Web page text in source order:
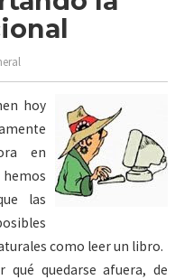
hoy
en
las
como leer un libro.
quedarse afuera, de